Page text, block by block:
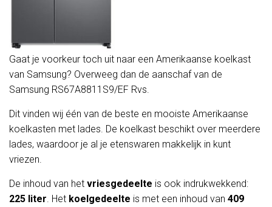
Gaat je voorkeur toch uit naar een Amerikaanse koelkast
van Samsung? Overweeg dan de aanschaf van de
Samsung RS67A8811S9/EF Rvs.
Dit vinden wij één van de beste en mooiste Amerikaanse
koelkasten met lades. De koelkast beschikt over meerdere
lades, waardoor je al je etenswaren makkelijk in kunt
vriezen.
De inhoud van het vriesgedeelte is ook indrukwekkend:
225 liter. Het koelgedeelte is met een inhoud van 409